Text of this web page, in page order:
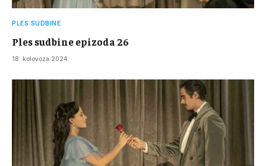
PLES SUDBINE
Ples sudbine epizoda 26
18. kolovoza 2024.